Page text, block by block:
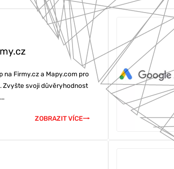
na Firmy.cz a Mapy.com pro
Zvyšte svoji důvěryhodnost
ZOBRAZIT VÍCE